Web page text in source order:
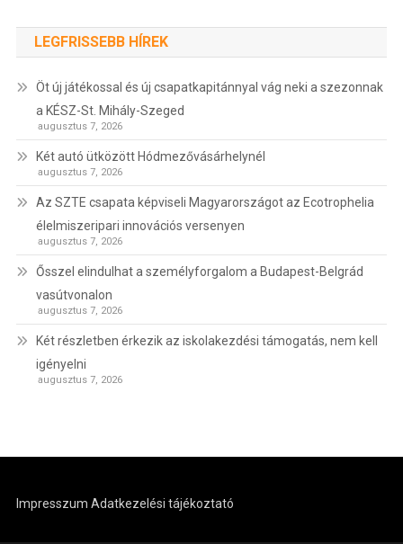
LEGFRISSEBB HÍREK
Öt új játékossal és új csapatkapitánnyal vág neki a szezonnak
a KÉSZ-St. Mihály-Szeged
augusztus 7, 2026
Két autó ütközött Hódmezővásárhelynél
augusztus 7, 2026
Az SZTE csapata képviseli Magyarországot az Ecotrophelia
élelmiszeripari innovációs versenyen
augusztus 7, 2026
Ősszel elindulhat a személyforgalom a Budapest-Belgrád
vasútvonalon
augusztus 7, 2026
Két részletben érkezik az iskolakezdési támogatás, nem kell
igényelni
augusztus 7, 2026
Impresszum Adatkezelési tájékoztató